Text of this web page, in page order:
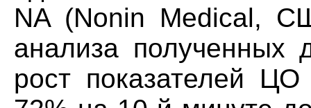
NA (Nonin Medical,
анализа полученных
рост показателей